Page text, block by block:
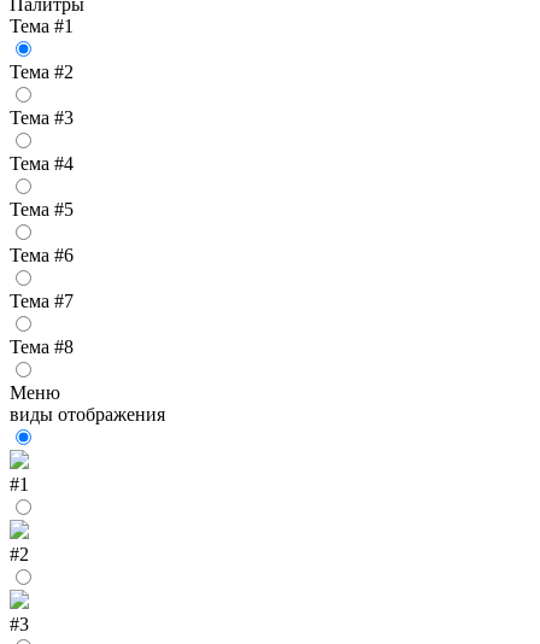
Палитры
Тема #1
Тема #2
Тема #3
Тема #4
Тема #5
Тема #6
Тема #7
Тема #8
Меню
виды отображения
#1
#2
#3